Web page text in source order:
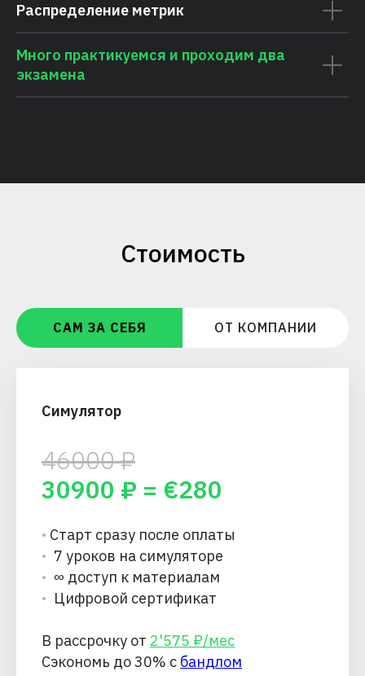
Распределение метрик
Много практикуемся и проходим два
экзамена
Стоимость
САМ ЗА СЕБЯ ОТ КОМПАНИИ
Симулятор
46000₽
30900 ₽ = €280
• Старт сразу после оплаты
• 7 уроков на симуляторе
• ∞ доступ к материалам
• Цифровой сертификат
В рассрочку от 2'575 ₽/мес
Сэкономь до 30% с бандлом